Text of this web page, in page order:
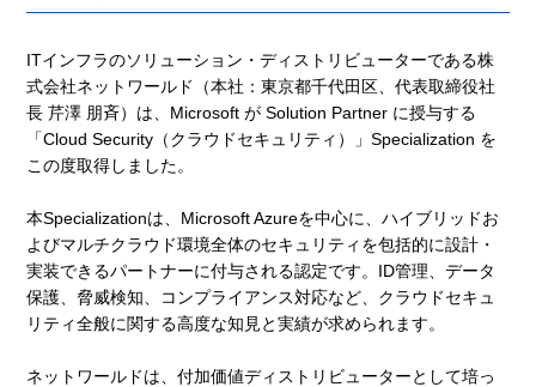
ITインフラのソリューション・ディストリビューターである株
式会社ネットワールド（本社：東京都千代田区、代表取締役社
長 芹澤 朋斉）は、Microsoft が Solution Partner に授与する
「Cloud Security（クラウドセキュリティ）」Specialization を
この度取得しました。
本Specializationは、Microsoft Azureを中心に、ハイブリッドお
よびマルチクラウド環境全体のセキュリティを包括的に設計・
実装できるパートナーに付与される認定です。ID管理、データ
保護、脅威検知、コンプライアンス対応など、クラウドセキュ
リティ全般に関する高度な知見と実績が求められます。
ネットワールドは、付加価値ディストリビューターとして培っ